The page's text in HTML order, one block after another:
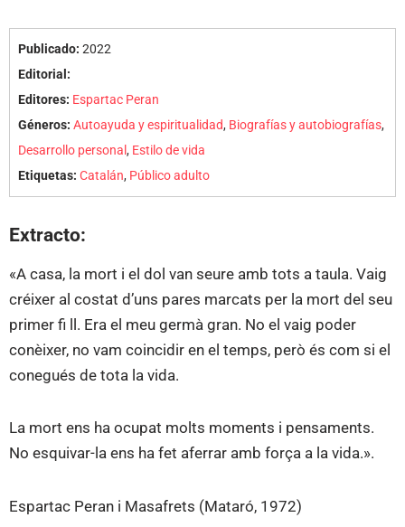
Publicado: 2022
Editorial:
Editores: Espartac Peran
Géneros: Autoayuda y espiritualidad, Biografías y autobiografías,
Desarrollo personal , Estilo de vida
Etiquetas: Catalán, Público adulto
Extracto:
«A casa, la mort i el dol van seure amb tots a taula. Vaig
créixer al costat d’uns pares marcats per la mort del seu
primer fi ll. Era el meu germà gran. No el vaig poder
conèixer, no vam coincidir en el temps, però és com si el
conegués de tota la vida.
La mort ens ha ocupat molts moments i pensaments.
No esquivar-la ens ha fet aferrar amb força a la vida.».
Espartac Peran i Masafrets (Mataró, 1972)